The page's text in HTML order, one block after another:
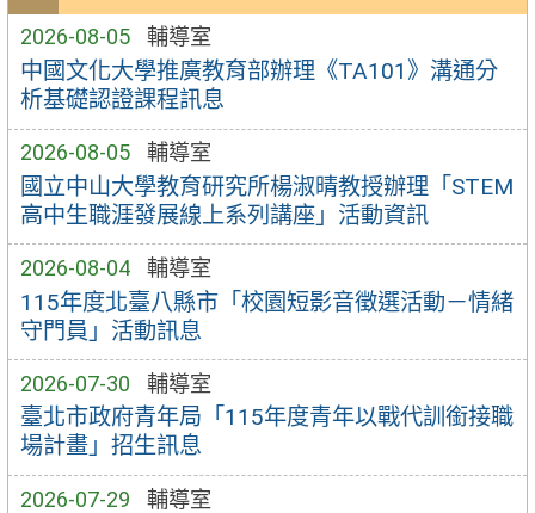
2026-08-05 輔導室
中國文化大學推廣教育部辦理《TA101》溝通分
析基礎認證課程訊息
2026-08-05 輔導室
國立中山大學教育研究所楊淑晴教授辦理「STEM
高中生職涯發展線上系列講座」活動資訊
2026-08-04 輔導室
115年度北臺八縣市「校園短影音徵選活動－情緒
守門員」活動訊息
2026-07-30 輔導室
臺北市政府青年局「115年度青年以戰代訓銜接職
場計畫」招生訊息
2026-07-29 輔導室